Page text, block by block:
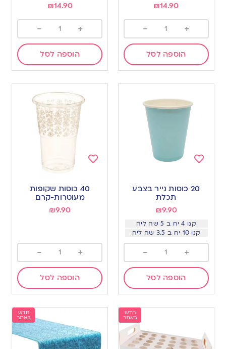
₪14.90
+
-
הוספה לסל
₪14.90
+
-
הוספה לסל
20 כוסות נייר בצבע
תכלת
₪9.90
קנו 4 יח ב 5 שח ליח
קנו 10 יח ב 3.5 שח ליח
+
-
הוספה לסל
wishlist
40 כוסות שקופות
מעוטרות-קרם
₪9.90
+
-
הוספה לסל
חדש
באתר
חדש
באתר